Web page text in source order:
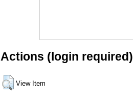
Actions (login required)
View Item